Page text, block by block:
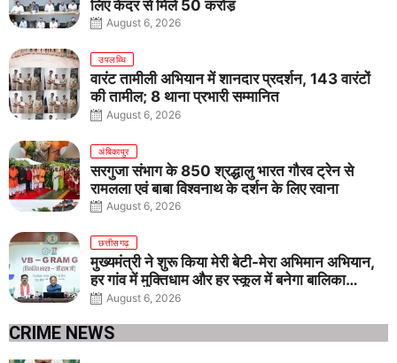
लिए केंद्र से मिले 50 करोड़
August 6, 2026
उपलब्धि
वारंट तामीली अभियान में शानदार प्रदर्शन, 143 वारंटों
की तामील; 8 थाना प्रभारी सम्मानित
August 6, 2026
अंबिकापुर
सरगुजा संभाग के 850 श्रद्धालु भारत गौरव ट्रेन से
रामलला एवं बाबा विश्वनाथ के दर्शन के लिए रवाना
August 6, 2026
छत्तीसगढ़
मुख्यमंत्री ने शुरू किया मेरी बेटी-मेरा अभिमान अभियान,
हर गांव में मुक्तिधाम और हर स्कूल में बनेगा बालिका
शौचालय
August 6, 2026
CRIME NEWS